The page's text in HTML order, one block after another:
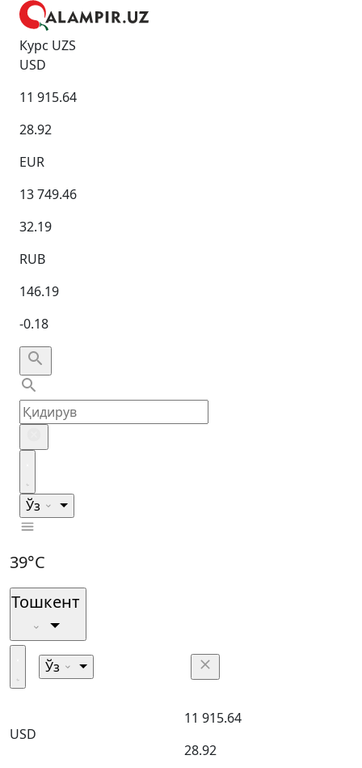
Курс UZS
USD
11 915.64
28.92
EUR
13 749.46
32.19
RUB
146.19
-0.18
Ўз
39°C
Тошкент
Ўз
USD
11 915.64
28.92